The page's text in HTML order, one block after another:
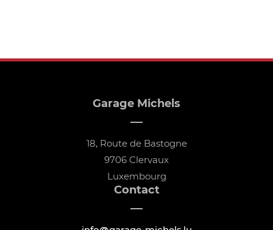
Garage Michels
18, Route de Bastogne
9706 Clervaux
Luxembourg
Contact